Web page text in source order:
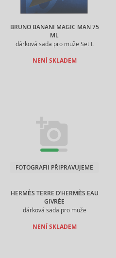
BRUNO BANANI MAGIC MAN 75
ML
dárková sada pro muže Set I.
NENÍ SKLADEM
HERMÈS TERRE D’HERMÈS EAU
GIVRÉE
dárková sada pro muže
FOTOGRAFII PŘIPRAVUJEME
NENÍ SKLADEM